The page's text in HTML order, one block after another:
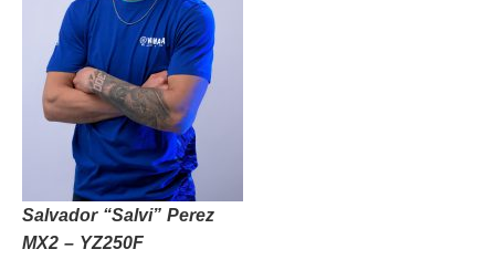
Salvador “Salvi” Perez
MX2 – YZ250F